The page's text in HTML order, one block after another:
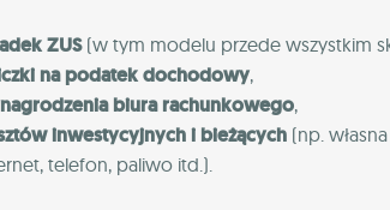
ZUS(w tym modelu przede wszystkim
na podatek dochodowy,
biura rachunkowego,
inwestycyjnych i bieżących (np.
telefon, paliwo itd.).